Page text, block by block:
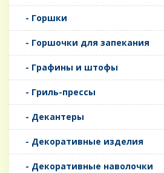
- Горшки
- Горшочки для запекания
- Графины и штофы
- Гриль-прессы
- Декантеры
- Декоративные изделия
- Декоративные наволочки